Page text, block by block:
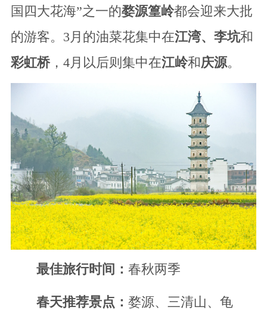
国四大花海”之一的婺源篁岭都会迎来大批
的游客。3月的油菜花集中在江湾、李坑和
彩虹桥，4月以后则集中在江岭和庆源。
最佳旅行时间： 春秋两季
春天推荐景点： 婺源、三清山、龟